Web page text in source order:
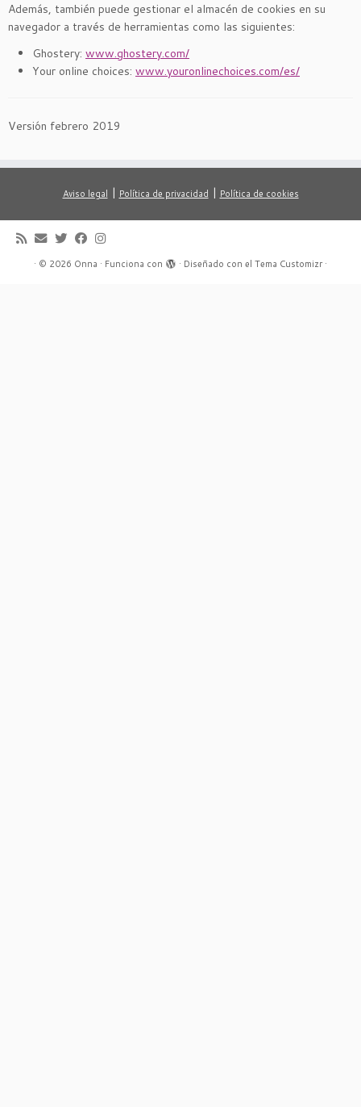
Además, también puede gestionar el almacén de cookies en su
navegador a través de herramientas como las siguientes:
Ghostery: www.ghostery.com/
Your online choices: www.youronlinechoices.com/es/
Versión febrero 2019
Aviso legal | Política de privacidad | Política de cookies
· © 2026 Onna · Funciona con · Diseñado con el Tema Customizr·